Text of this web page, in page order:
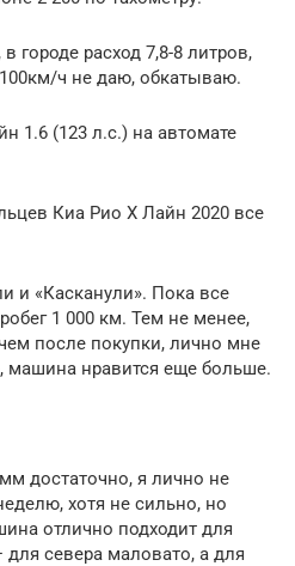
городе расход 7,8-8 литров,
ч не даю, обкатываю.
1.6 (123 л.с.) на автомате
Киа Рио Х Лайн 2020 все
и «Касканули». Пока все
1 000 км. Тем не менее,
после покупки, лично мне
машина нравится еще больше.
достаточно, я лично не
хотя не сильно, но
отлично подходит для
севера маловато, а для